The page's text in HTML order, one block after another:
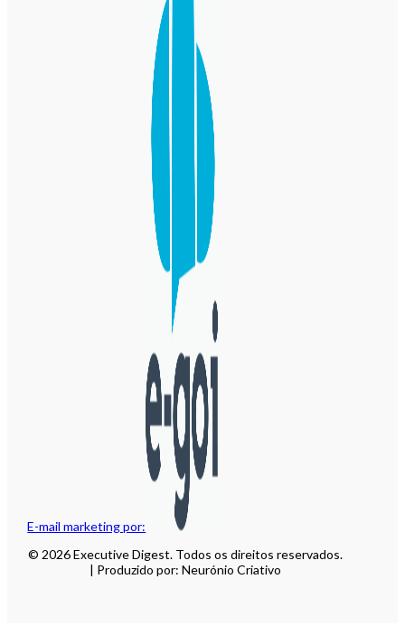
E-mail marketing por:
© 2026 Executive Digest. Todos os direitos reservados.
| Produzido por: Neurónio Criativo